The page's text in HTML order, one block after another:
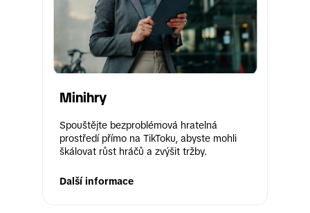
Minihry
Spouštějte bezproblémová hratelná
prostředí přímo na TikToku, abyste mohli
škálovat růst hráčů a zvýšit tržby.
Další informace